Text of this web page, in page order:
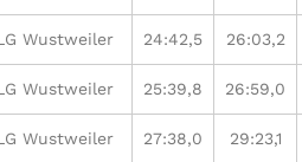
Wustweiler 24:42,5 26:03,2
Wustweiler 25:39,8 26:59,0
Wustweiler 27:38,0 29:23,1